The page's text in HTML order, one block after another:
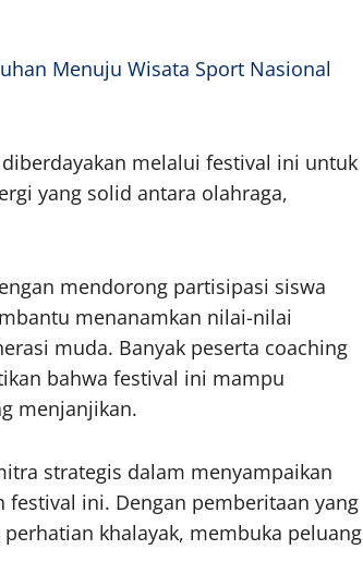
Menuju Wisata Sport Nasional
melalui festival ini untuk
yang solid antara olahraga,
mendorong partisipasi siswa
menanamkan nilai-nilai
muda. Banyak peserta coaching
bahwa festival ini mampu
menjanjikan.
strategis dalam menyampaikan
ini. Dengan pemberitaan yang
khalayak, membuka peluang